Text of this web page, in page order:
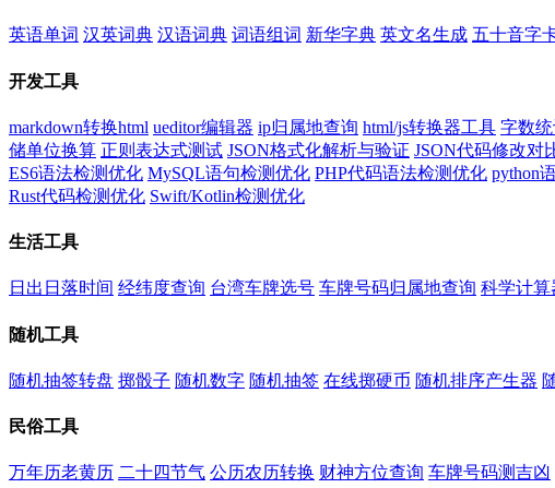
英语单词 汉英词典 汉语词典 词语组词 新华字典 英文名生成 五十音字
开发工具
markdown转换html ueditor编辑器 ip归属地查询 html/js转换器工具 字数
储单位换算 正则表达式测试 JSON格式化解析与验证 JSON代码修改对
ES6语法检测优化 MySQL语句检测优化 PHP代码语法检测优化 python
Rust代码检测优化 Swift/Kotlin检测优化
生活工具
日出日落时间 经纬度查询 台湾车牌选号 车牌号码归属地查询 科学计算
随机工具
随机抽签转盘 掷骰子 随机数字 随机抽签 在线掷硬币 随机排序产生器
民俗工具
万年历老黄历 二十四节气 公历农历转换 财神方位查询 车牌号码测吉凶